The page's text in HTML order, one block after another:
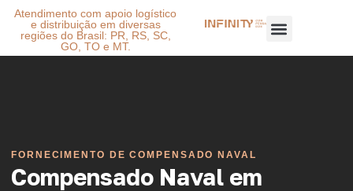
Atendimento com apoio logístico
e distribuição em diversas
regiões do Brasil: PR, RS, SC,
GO, TO e MT.
FORNECIMENTO DE COMPENSADO NAVAL
Compensado Naval em